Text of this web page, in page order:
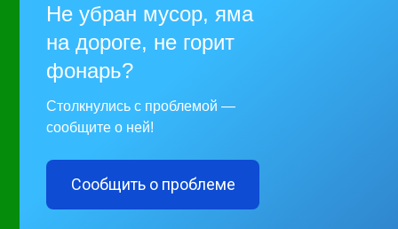
Не убран мусор, яма
на дороге, не горит
фонарь?
Столкнулись с проблемой —
сообщите о ней!
Сообщить о проблеме